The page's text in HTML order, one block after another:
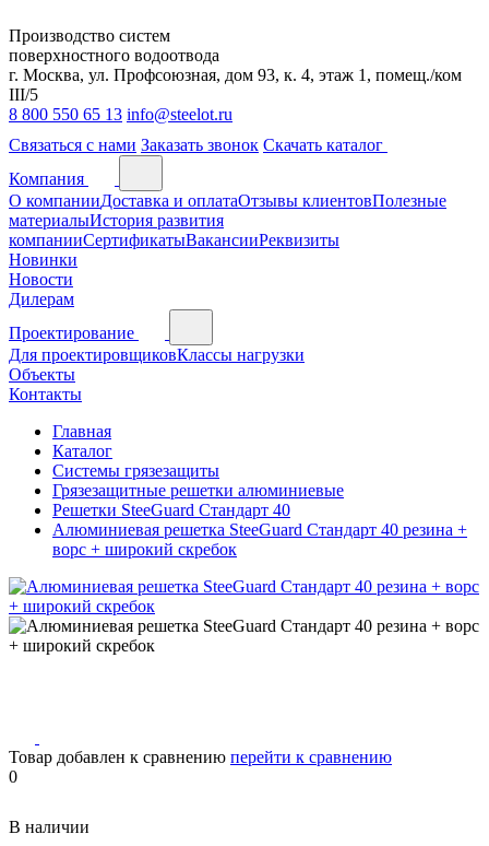
Производство систем
поверхностного водоотвода
г. Москва, ул. Профсоюзная, дом 93, к. 4, этаж 1, помещ./ком
III/5
8 800 550 65 13 info@steelot.ru
Связаться с нами Заказать звонок Скачать каталог
Компания
О компанииДоставка и оплатаОтзывы клиентовПолезные
материалыИстория развития
компанииСертификатыВакансииРеквизиты
Новинки
Новости
Дилерам
Проектирование
Для проектировщиковКлассы нагрузки
Объекты
Контакты
Главная
Каталог
Системы грязезащиты
Грязезащитные решетки алюминиевые
Решетки SteeGuard Стандарт 40
Алюминиевая решетка SteeGuard Стандарт 40 резина +
ворс + широкий скребок
Товар добавлен к сравнению перейти к сравнению
0
В наличии